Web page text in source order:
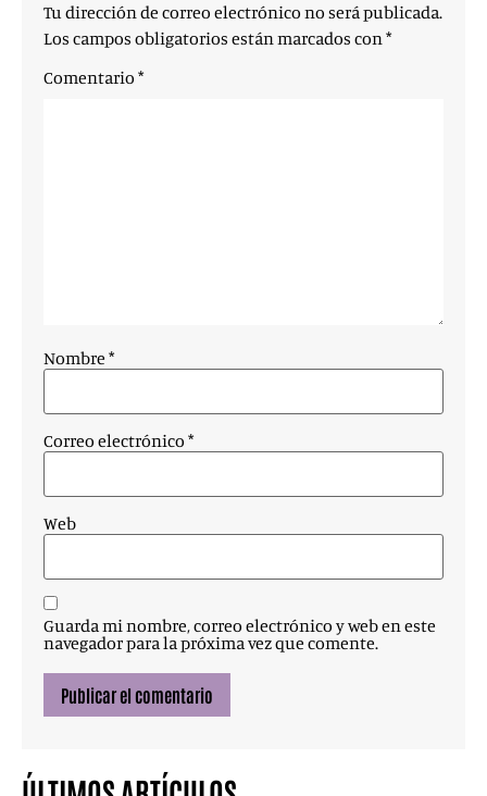
Tu dirección de correo electrónico no será publicada.
Los campos obligatorios están marcados con*
Comentario *
Nombre *
Correo electrónico *
Web
Guarda mi nombre, correo electrónico y web en este
navegador para la próxima vez que comente.